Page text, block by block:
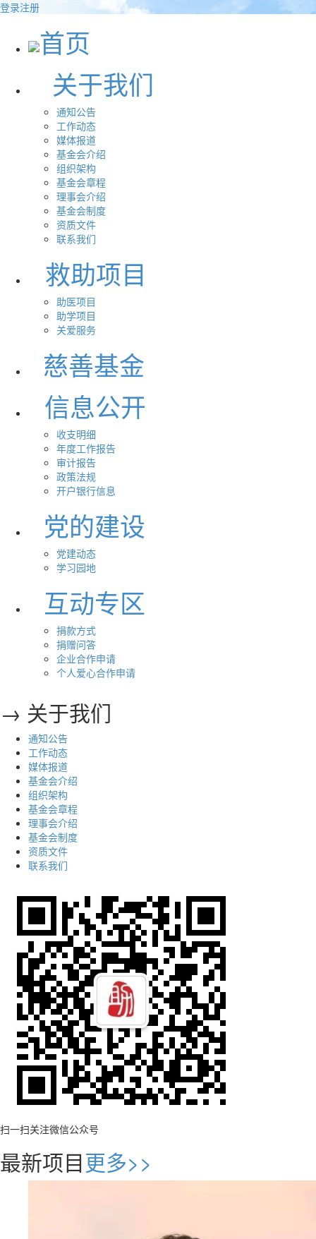
登录注册
首页
关于我们
通知公告
工作动态
媒体报道
基金会介绍
组织架构
基金会章程
理事会介绍
基金会制度
资质文件
联系我们
救助项目
助医项目
助学项目
关爱服务
慈善基金
信息公开
收支明细
年度工作报告
审计报告
政策法规
开户银行信息
党的建设
党建动态
学习园地
互动专区
捐款方式
捐赠问答
企业合作申请
个人爱心合作申请
→ 关于我们
通知公告
工作动态
媒体报道
基金会介绍
组织架构
基金会章程
理事会介绍
基金会制度
资质文件
联系我们
扫一扫关注微信公众号
最新项目更多>>